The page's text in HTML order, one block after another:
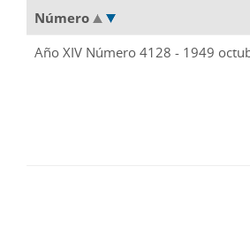
Número
Año XIV Número 4128 - 1949